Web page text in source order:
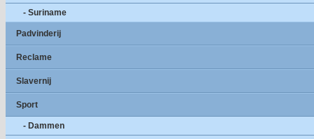
- Suriname
Padvinderij
Reclame
Slavernij
Sport
- Dammen